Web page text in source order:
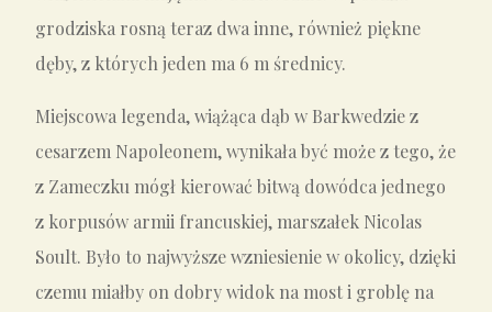
grodziska rosną teraz dwa inne, również piękne
dęby, z których jeden ma 6 m średnicy.
Miejscowa legenda, wiążąca dąb w Barkwedzie z
cesarzem Napoleonem, wynikała być może z tego, że
z Zameczku mógł kierować bitwą dowódca jednego
z korpusów armii francuskiej, marszałek Nicolas
Soult. Było to najwyższe wzniesienie w okolicy, dzięki
czemu miałby on dobry widok na most i groblę na